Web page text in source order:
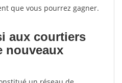
que vous pourrez gagner.
aux courtiers
nouveaux